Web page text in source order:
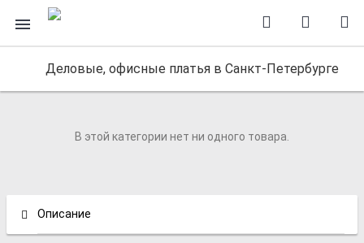
Деловые, офисные платья в Санкт-Петербурге
В этой категории нет ни одного товара.
Описание